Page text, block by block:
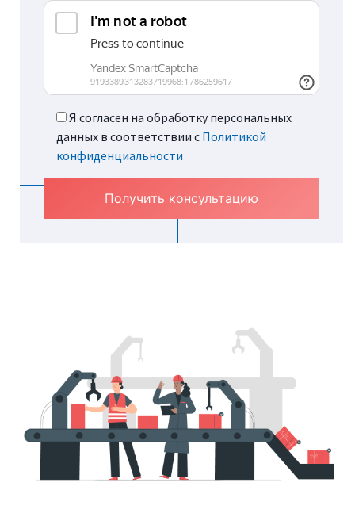
Я согласен на обработку персональных
данных в соответствии с Политикой
конфиденциальности